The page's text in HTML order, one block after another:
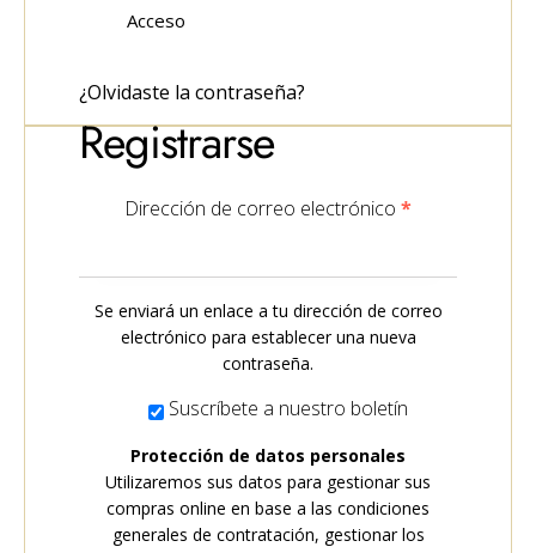
Acceso
¿Olvidaste la contraseña?
Registrarse
Dirección de correo electrónico *
Se enviará un enlace a tu dirección de correo
electrónico para establecer una nueva
contraseña.
Suscríbete a nuestro boletín
Protección de datos personales
Utilizaremos sus datos para gestionar sus
compras online en base a las condiciones
generales de contratación, gestionar los